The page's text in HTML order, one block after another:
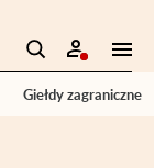
Giełdy zagraniczne